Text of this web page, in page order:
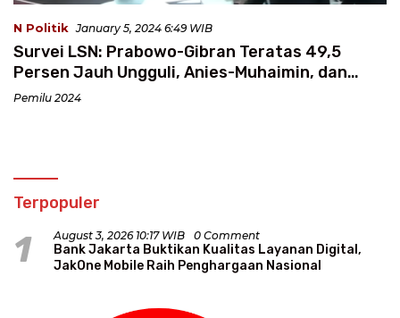
N Politik January 5, 2024 6:49 WIB
Survei LSN: Prabowo-Gibran Teratas 49,5
Persen Jauh Ungguli, Anies-Muhaimin, dan
Ganjar-Mahfud
Pemilu 2024
Terpopuler
1 August 3, 2026 10:17 WIB 0 Comment
Bank Jakarta Buktikan Kualitas Layanan Digital,
JakOne Mobile Raih Penghargaan Nasional